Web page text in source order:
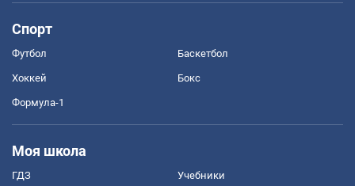
Спорт
Футбол Баскетбол
Хоккей Бокс
Формула-1
Моя школа
ГДЗ Учебники